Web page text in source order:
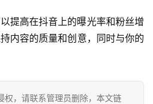
提高在抖音上的曝光率和粉丝增
内容的质量和创意，同时与你的
权，请联系管理员删除，本文链